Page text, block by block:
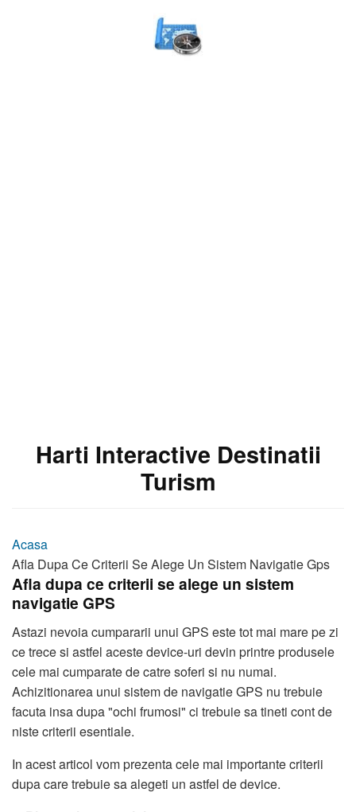
Harti Interactive Destinatii
Turism
Acasa
Afla Dupa Ce Criterii Se Alege Un Sistem Navigatie Gps
Afla dupa ce criterii se alege un sistem
navigatie GPS
Astazi nevoia cumpararii unui GPS este tot mai mare pe zi
ce trece si astfel aceste device-uri devin printre produsele
cele mai cumparate de catre soferi si nu numai.
Achizitionarea unui sistem de navigatie GPS nu trebuie
facuta insa dupa "ochi frumosi" ci trebuie sa tineti cont de
niste criterii esentiale.
In acest articol vom prezenta cele mai importante criterii
dupa care trebuie sa alegeti un astfel de device.